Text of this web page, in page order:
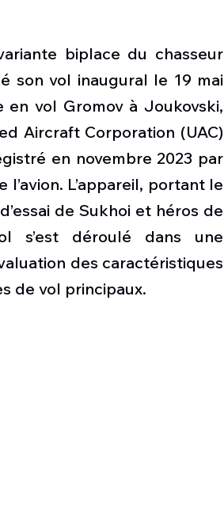
biplace du chasseur
son vol inaugural le 19 mai
en vol Gromov à Joukovski,
Aircraft Corporation (UAC)
en novembre 2023 par
L’appareil, portant le
de Sukhoi et héros de
s’est déroulé dans une
des caractéristiques
de vol principaux.